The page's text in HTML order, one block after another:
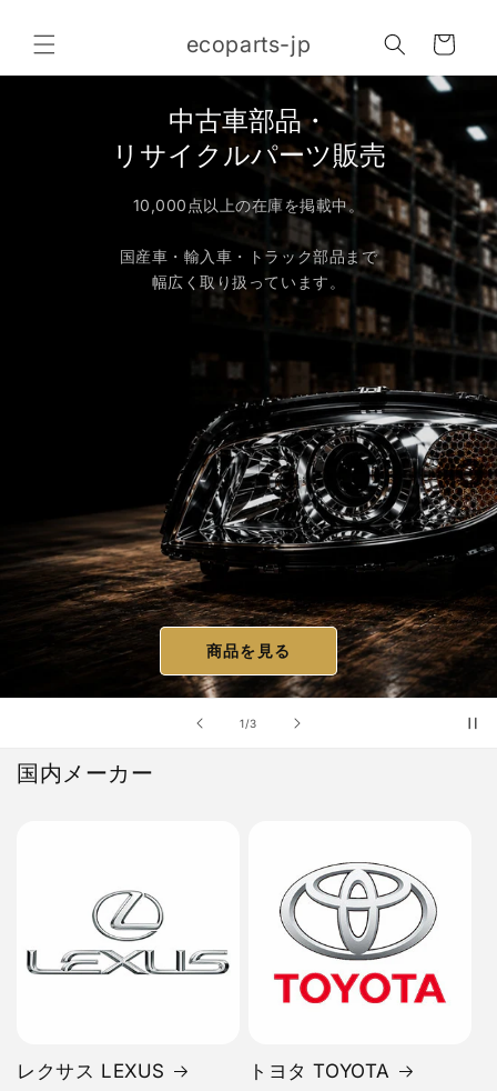
進む
ecoparts-jp
ー
ト
1/の
3
中古車部品・
リサイクルパーツ販売
10,000点以上の在庫を掲載中。
国産車・輸入車・トラック部品まで
幅広く取り扱っています。
商品を見る
国内メーカー
レクサス LEXUS トヨタ TOYOTA